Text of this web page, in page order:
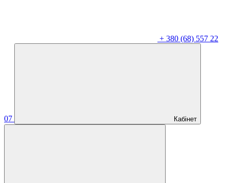
+ 380 (68) 557 22
07 Кабінет